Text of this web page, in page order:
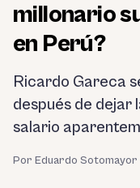
millonario
en Perú?
Ricardo Gareca
después de dejar
salario
Por Eduardo Sotomayor